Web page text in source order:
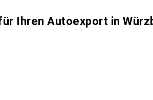
Ihren Autoexport in